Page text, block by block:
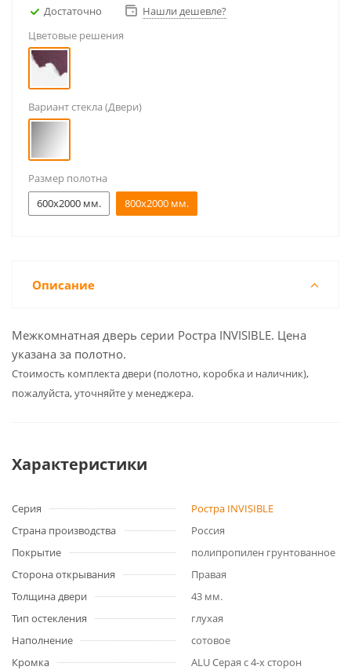
Достаточно
Нашли дешевле?
Цветовые решения
Вариант стекла (Двери)
Размер полотна
600x2000 мм.
800x2000 мм.
Описание
Межкомнатная дверь серии Ростра INVISIBLE. Цена
указана за полотно.
Cтоимость комплекта двери (полотно, коробка и наличник),
пожалуйста, уточняйте у менеджера.
Характеристики
Серия
Ростра INVISIBLE
Страна производства
Россия
Покрытие
полипропилен грунтованное
Сторона открывания
Правая
Толщина двери
43 мм.
Тип остекления
глухая
Наполнение
сотовое
Кромка
ALU Серая с 4-х сторон